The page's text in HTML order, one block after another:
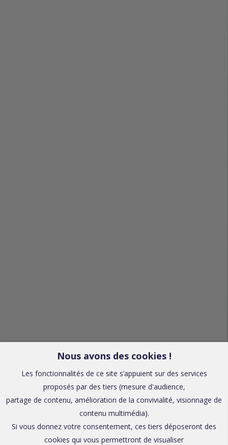
Nous avons des cookies !
Les fonctionnalités de ce site s’appuient sur des services
proposés par des tiers (mesure d'audience,
partage de contenu, amélioration de la convivialité, visionnage de
contenu multimédia).
Si vous donnez votre consentement, ces tiers déposeront des
cookies qui vous permettront de visualiser